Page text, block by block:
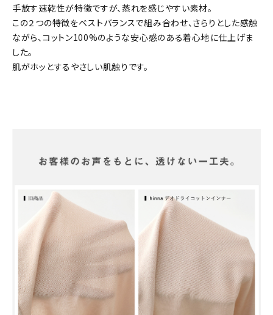
手放す速乾性が特徴ですが、蒸れを感じやすい素材。
この２つの特徴をベストバランスで組み合わせ、さらりとした感触
ながら、コットン100%のような安心感のある着心地に仕上げま
した。
肌がホッとするやさしい肌触りです。